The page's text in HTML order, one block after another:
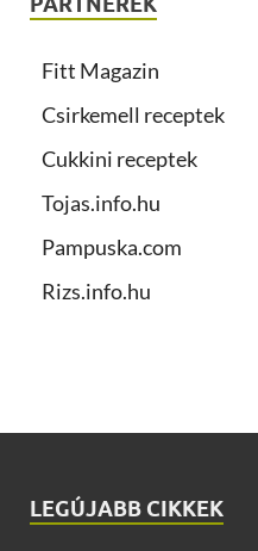
Fitt Magazin
Csirkemell receptek
Cukkini receptek
Tojas.info.hu
Pampuska.com
Rizs.info.hu
LEGÚJABB CIKKEK